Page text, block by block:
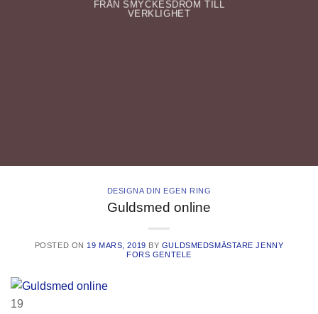
FRÅN SMYCKESDRÖM TILL
VERKLIGHET
DESIGNA DIN EGEN RING
Guldsmed online
POSTED ON 19 MARS, 2019 BY GULDSMEDSMÄSTARE JENNY
FORS GENTELE
19